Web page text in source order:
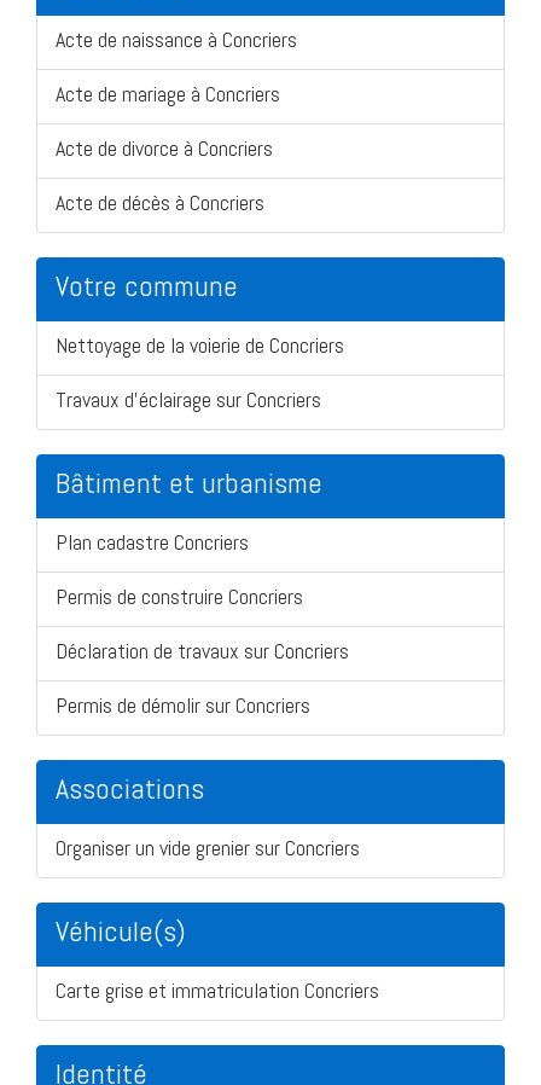
Acte de naissance à Concriers
Acte de mariage à Concriers
Acte de divorce à Concriers
Acte de décès à Concriers
Votre commune
Nettoyage de la voierie de Concriers
Travaux d'éclairage sur Concriers
Bâtiment et urbanisme
Plan cadastre Concriers
Permis de construire Concriers
Déclaration de travaux sur Concriers
Permis de démolir sur Concriers
Associations
Organiser un vide grenier sur Concriers
Véhicule(s)
Carte grise et immatriculation Concriers
Identité